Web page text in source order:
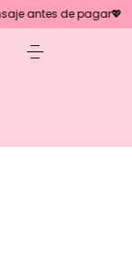
antes de pagar💖